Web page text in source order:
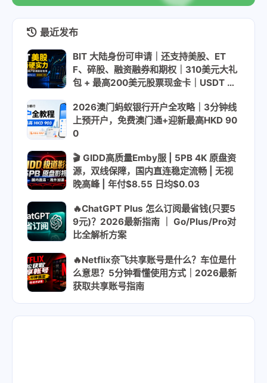
最近发布
BIT 大陆身份可申请｜还支持美股、ET
F、碎股、融资融券和期权｜310美元大礼
包 + 最高200美元股票现金卡｜USDT US
2026澳门蚂蚁银行开户全攻略｜3分钟线
上预开户，免费澳门通+迎新最高HKD 90
0
🎬 GIDD高质量Emby服 | 5PB 4K 原盘资
源，双线保障，国内直连稳定流畅 | 无视
晚高峰 | 年付$8.55 日均$0.03
🔥ChatGPT Plus 怎么订阅最省钱(只要5
9元)？2026最新指南 ｜ Go/Plus/Pro对
比全解析方案
🔥Netflix奈飞共享账号是什么？车位是什
么意思？5分钟看懂使用方式｜2026最新
获取共享账号指南